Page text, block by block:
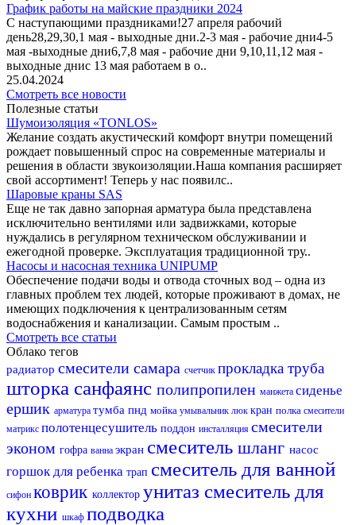
График работы на майские праздники 2024
С наступающими праздниками!27 апреля рабочий
день28,29,30,1 мая - выходные дни.2-3 мая - рабочие дни4-5
мая -выходные дни6,7,8 мая - рабочие дни 9,10,11,12 мая -
выходные днис 13 мая работаем в о..
25.04.2024
Смотреть все новости
Полезные статьи
Шумоизоляция «TONLOS»
Желание создать акустический комфорт внутри помещений
рождает повышенный спрос на современные материалы и
решения в области звукоизоляции.Наша компания расширяет
свой ассортимент! Теперь у нас появилс..
Шаровые краны SAS
Еще не так давно запорная арматура была представлена
исключительно вентилями или задвижками, которые
нуждались в регулярном техническом обслуживании и
ежегодной проверке. Эксплуатация традиционной тру..
Насосы и насосная техника UNIPUMP
Обеспечение подачи воды и отвода сточных вод – одна из
главных проблем тех людей, которые проживают в домах, не
имеющих подключения к централизованным сетям
водоснабжения и канализации. Самым простым ..
Смотреть все статьи
Облако тегов
радиатор смесители самара счетчик прокладка труба
шторка санфаянс полипропилен манжета сиденье
ершик арматура тумба пнд мойка умывальник люк кран полка смесители
матрикс полотенцесушитель поддон инсталляция смесители
эконом гофра ванна экран смеситель шланг насос
горшок для ребенка трап смеситель для ванной
сифон коврик коллектор унитаз смеситель для
кухни шкаф подводка